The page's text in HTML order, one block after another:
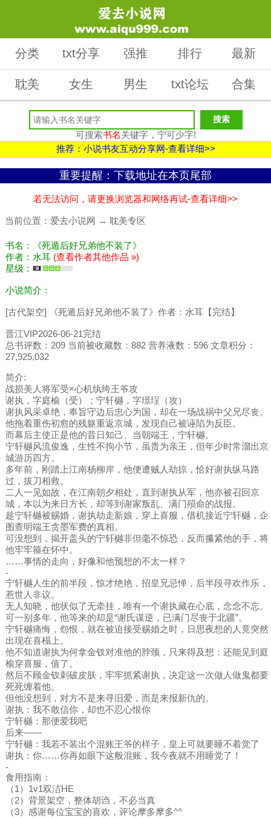
分类 txt分享 强推 排行 最新
耽美 女生 男生 txt论坛 合集
可搜索书名关键字，宁可少字!
推荐：小说书友互动分享网-查看详细>>
重要提醒：下载地址在本页尾部
若无法访问，请更换浏览器和网络再试-查看详细>>
当前位置： 爱去小说网 → 耽美专区
书名：《死遁后好兄弟他不装了》
作者：水耳 (查看作者其他作品 »)
星级：
小说简介：
[古代架空] 《死遁后好兄弟他不装了》作者：水耳【完结】
晋江VIP2026-06-21完结
总书评数：209 当前被收藏数：882 营养液数：596 文章积分：
27,925,032
简介:
战损美人将军受×心机纨绔王爷攻
谢执，字庭榆（受）；宁轩樾，字璟珵（攻）
谢执风采卓绝，奉旨守边后忠心为国，却在一场战祸中父兄尽丧。
他拖着重伤初愈的残躯重返京城，发现自己被诬陷为反臣。
而幕后主使正是他的昔日知己、当朝端王，宁轩樾。
宁轩樾风流俊逸，生性不拘小节，虽贵为亲王，但年少时常溜出京
城游历四方。
多年前，刚踏上江南杨柳岸，他便遭贼人劫掠，恰好谢执纵马路
过，拔刀相救。
二人一见如故，在江南朝夕相处，直到谢执从军，他亦被召回京
城，本以为来日方长，却等到谢家叛乱、满门殒命的战报。
趁宁轩樾被赐婚，谢执劫走新娘，穿上喜服，借机接近宁轩樾，企
图查明端王贪墨军费的真相。
可没想到，揭开盖头的宁轩樾非但毫不惊恐，反而攥紧他的手，将
他牢牢箍在怀中。
……事情的走向，好像和他预想的不太一样？
-
宁轩樾人生的前半段，惊才绝艳，招皇兄忌惮，后半段寻欢作乐，
惹世人非议。
无人知晓，他状似了无牵挂，唯有一个谢执藏在心底，念念不忘。
可一别多年，他等来的却是“谢氏谋逆，已满门尽丧于北疆”。
宁轩樾痛悔，怨恨，就在被迫接受赐婚之时，日思夜想的人竟突然
出现在喜榻上。
他不知道谢执为何拿金钗对准他的脖颈，只来得及想：还能见到庭
榆穿喜服，值了。
然后不顾金钗刺破皮肤，牢牢抓紧谢执，决定这一次做人做鬼都要
死死缠着他。
但他没想到，对方不是来寻旧爱，而是来报新仇的。
谢执：我不敢信你，却也不忍心恨你
宁轩樾：那便爱我吧
后来——
宁轩樾：我若不装出个混账王爷的样子，皇上可就要睡不着觉了
谢执：你……你再如眼下这般混账，我今夜就不用睡觉了！
-
食用指南：
（1）1v1双洁HE
（2）背景架空，整体胡诌，不必当真
（3）感谢每位宝宝的喜欢，评论摩多摩多^^